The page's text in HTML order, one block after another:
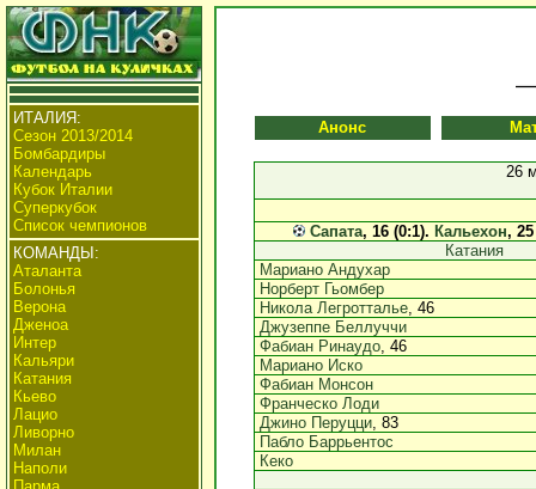
ИТАЛИЯ:
Сезон 2013/2014
Бомбардиры
Календарь
Кубок Италии
Суперкубок
Список чемпионов
КОМАНДЫ:
Аталанта
Болонья
Верона
Дженоа
Интер
Кальяри
Катания
Кьево
Лацио
Ливорно
Милан
Наполи
Анонс
26
Сапата, 16 (0:1). Кальехон,
Катания
Мариано Андухар
Норберт Гьомбер
Никола Легротталье, 46
Джузеппе Беллуччи
Фабиан Ринаудо, 46
Мариано Иско
Фабиан Монсон
Франческо Лоди
Джино Перуцци, 83
Пабло Баррьентос
Кеко